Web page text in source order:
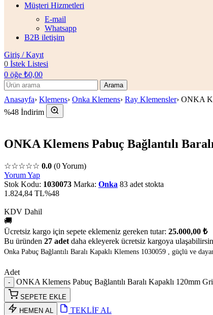
Müşteri Hizmetleri
E-mail
Whatsapp
B2B iletişim
Giriş / Kayıt
0 İstek Listesi
0 öğe ₺0,00
Arama
Anasayfa› Klemens› Onka Klemens› Ray Klemensler› ONKA
%48 İndirim
ONKA Klemens Pabuç Bağlantılı
☆☆☆☆☆ 0.0 (0 Yorum)
Yorum Yap
Stok Kodu: 1030073 Marka: Onka 83 adet stokta
1.824,84 TL%48
KDV Dahil
🚚
Ücretsiz kargo için sepete eklemeniz gereken tutar: 25.000,00 ₺
Bu üründen 27 adet daha ekleyerek ücretsiz kargoya
Onka Pabuç Bağlantılı Baralı Kapaklı Klemens 1030059 , güçlü ve
Adet
ONKA Klemens Pabuç Bağlantılı Baralı Kapaklı 120mm
SEPETE EKLE
HEMEN AL
TEKLİF AL